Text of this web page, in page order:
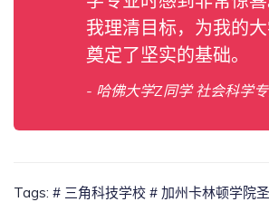
我理清目标，为我的
奠定了坚实的基础。
- 哈佛大学Z同学 社会科学
Tags: # 三角科技学校 # 加州卡林顿学院